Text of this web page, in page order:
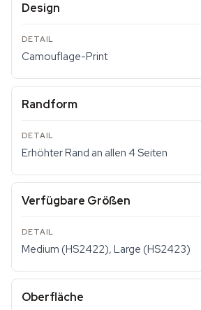
Design
Camouflage-Print
Randform
Erhöhter Rand an allen 4 Seiten
Verfügbare Größen
Medium (HS2422), Large (HS2423)
Oberfläche